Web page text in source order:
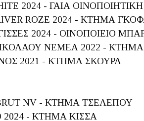
2024 - ΓΑΙΑ ΟΙΝΟΠΟΙΗΤΙΚΗ
ROZE 2024 - ΚΤΗΜΑ
2024 - OINΟΠΟΙΕΙΟ
ΝΕΜΕΑ 2022 -
2021 - ΚΤΗΜΑ ΣΚΟΥΡΑ
NV - ΚΤΗΜΑ ΤΣΕΛΕΠΟΥ
2024 - ΚΤΗΜΑ ΚΙΣΣΑ